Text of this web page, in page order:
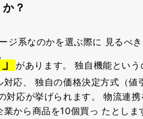
？
ジ系なのかを選ぶ際に 見るべ
があります。独自機能とい
対応、独自の価格決定方式（値
対応が挙げられます。物流連
から商品を10個買っ たとしま